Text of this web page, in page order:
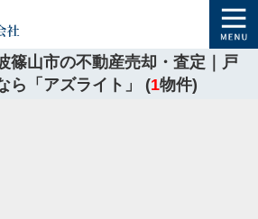
篠山市の不動産売却・査定｜戸
ら「アズライト」 (1物件)